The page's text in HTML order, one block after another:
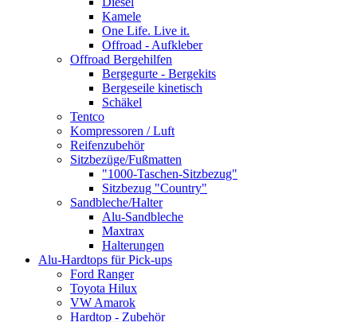
Kamele
One Life. Live it.
Offroad - Aufkleber
Offroad Bergehilfen
Bergegurte - Bergekits
Bergeseile kinetisch
Schäkel
Tentco
Kompressoren / Luft
Reifenzubehör
Sitzbezüge/Fußmatten
"1000-Taschen-Sitzbezug"
Sitzbezug "Country"
Sandbleche/Halter
Alu-Sandbleche
Maxtrax
Halterungen
Alu-Hardtops für Pick-ups
Ford Ranger
Toyota Hilux
VW Amarok
Hardtop - Zubehör